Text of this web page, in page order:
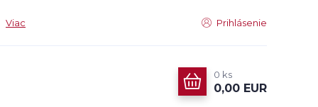
Viac Prihlásenie
0 ks
0,00 EUR